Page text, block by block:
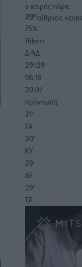
o καιρός τώρα:
29°αίθριος
75%
16km/h
Δ-ΝΔ
29°/29°
06:18
20:07
πρόγνωση:
31°
ΣΑ
30°
ΚΥ
29°
ΔΕ
29°
ΤΡ